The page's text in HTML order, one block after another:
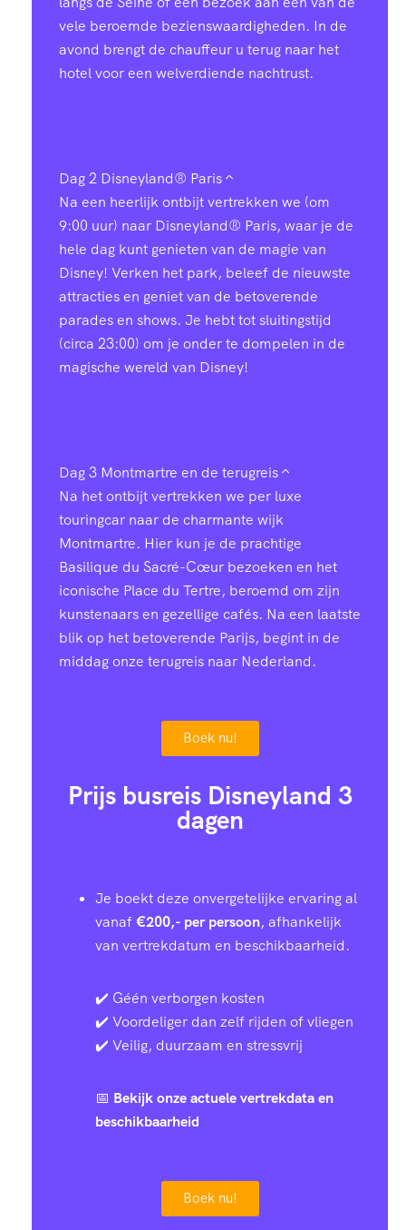
vele beroemde bezienswaardigheden. In de
avond brengt de chauffeur u terug naar het
hotel voor een welverdiende nachtrust.
Dag 2 Disneyland® Paris
Na een heerlijk ontbijt vertrekken we (om
9:00 uur) naar Disneyland® Paris, waar je de
hele dag kunt genieten van de magie van
Disney! Verken het park, beleef de nieuwste
attracties en geniet van de betoverende
parades en shows. Je hebt tot sluitingstijd
(circa 23:00) om je onder te dompelen in de
magische wereld van Disney!
Dag 3 Montmartre en de terugreis
Na het ontbijt vertrekken we per luxe
touringcar naar de charmante wijk
Montmartre. Hier kun je de prachtige
Basilique du Sacré-Cœur bezoeken en het
iconische Place du Tertre, beroemd om zijn
kunstenaars en gezellige cafés. Na een laatste
blik op het betoverende Parijs, begint in de
middag onze terugreis naar Nederland.
Boek nu!
Prijs busreis Disneyland 3
dagen
Je boekt deze onvergetelijke ervaring al
vanaf€200,- per persoon, afhankelijk
van vertrekdatum en beschikbaarheid.
✔️ Géén verborgen kosten
✔️ Voordeliger dan zelf rijden of vliegen
✔️ Veilig, duurzaam en stressvrij
📅 Bekijk onze actuele vertrekdata en
beschikbaarheid
Boek nu!